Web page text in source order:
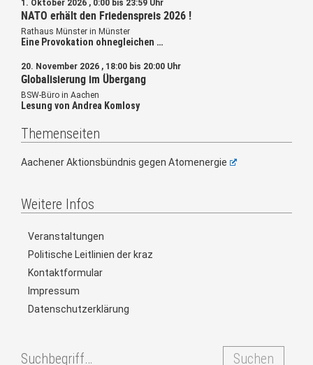
1. Oktober 2026 , 0:00 bis 23:59 Uhr
NATO erhält den Friedenspreis 2026 !
Rathaus Münster in Münster
Eine Provokation ohnegleichen …
20. November 2026 , 18:00 bis 20:00 Uhr
Globalisierung im Übergang
BSW-Büro in Aachen
Lesung von Andrea Komlosy
Themenseiten
Aachener Aktionsbündnis gegen Atomenergie
Weitere Infos
Veranstaltungen
Politische Leitlinien der kraz
Kontaktformular
Impressum
Datenschutzerklärung
Suchen